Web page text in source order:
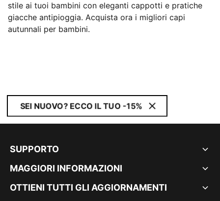
stile ai tuoi bambini con eleganti cappotti e pratiche
giacche antipioggia. Acquista ora i migliori capi
autunnali per bambini.
SEI NUOVO? ECCO IL TUO -15%
SUPPORTO
MAGGIORI INFORMAZIONI
OTTIENI TUTTI GLI AGGIORNAMENTI